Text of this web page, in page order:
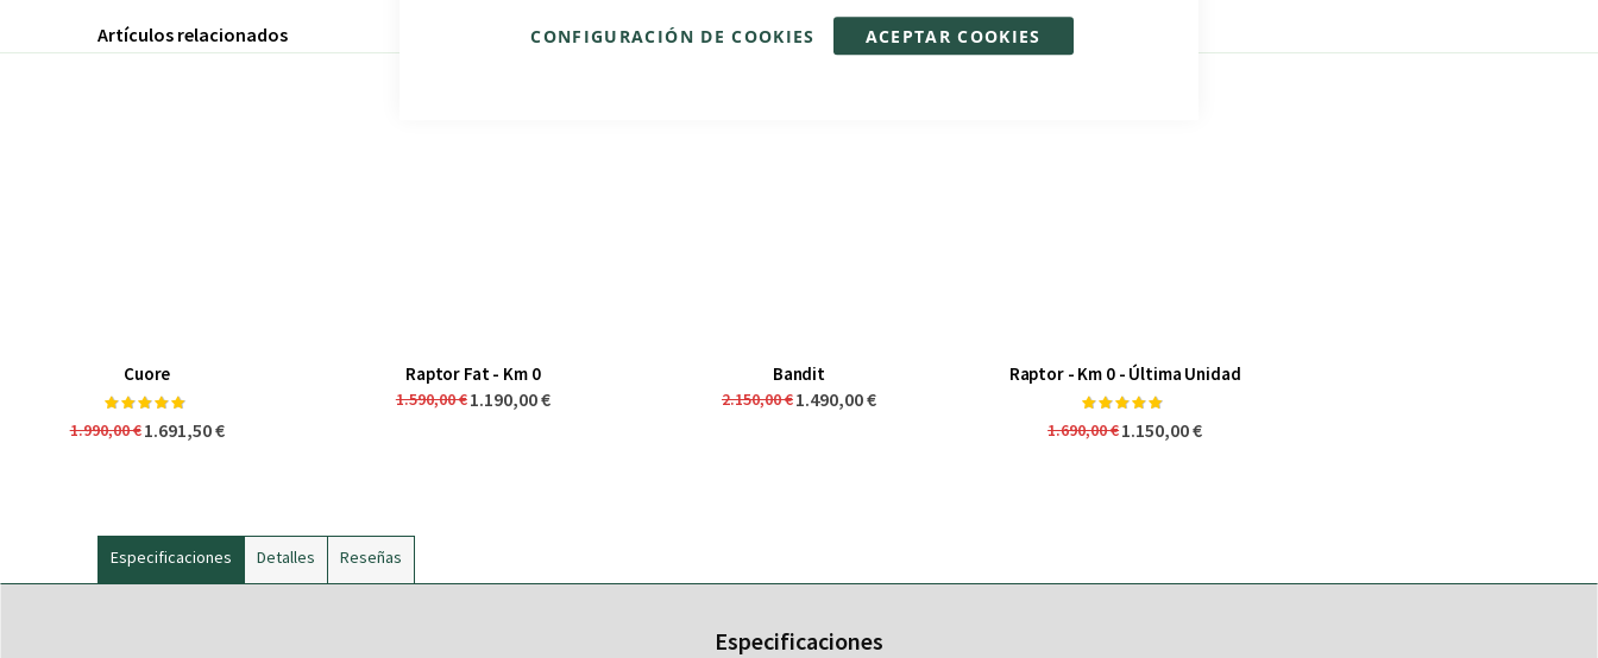
ACEPTAR COOKIES
CONFIGURACIÓN DE COOKIES
Artículos relacionados
Cuore
Valoración:
1.990,00 €1.691,50 €
Raptor Fat - Km 0
1.590,00 €1.190,00 €
Bandit
2.150,00 €1.490,00 €
Raptor - Km 0 - Última Unidad
Valoración:
1.690,00 €1.150,00 €
Especificaciones
Especificaciones
Detalles Reseñas